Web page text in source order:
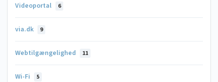
Videoportal 6
via.dk 9
Webtilgængelighed 11
Wi-Fi 5